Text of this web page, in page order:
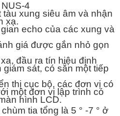
4
tàu xung siêu âm và nhận
xạ.
echo của các xung và
giá được gắn nhỏ gọn
đầu ra tín hiệu định
sát, có sẵn một tiếp
thị cục bộ, các đơn vị có
một đơn vị lập trình có
hình LCD.
tia tổng là 5 ° -7 ° ở